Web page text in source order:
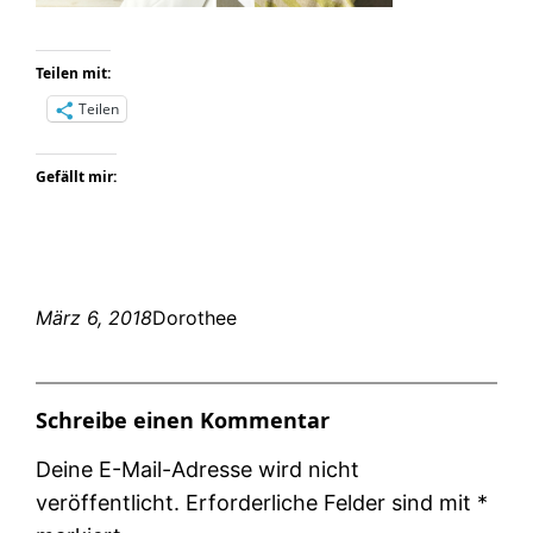
Teilen mit:
Teilen
Gefällt mir:
März 6, 2018Dorothee
Schreibe einen Kommentar
Deine E-Mail-Adresse wird nicht
veröffentlicht. Erforderliche Felder sind mit *